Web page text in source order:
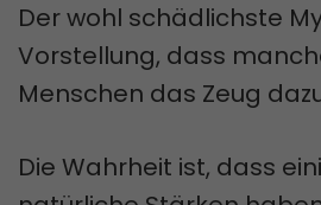
Der wohl schädlichste
Vorstellung, dass
Menschen das Zeug
Die Wahrheit ist, dass